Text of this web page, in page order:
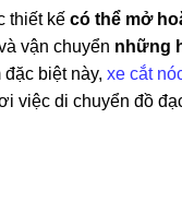
thiết kế có thể mở
vận chuyển những
biệt này, xe cắt
việc di chuyển đồ